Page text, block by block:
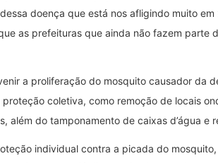
doença que está nos afligindo muito
as prefeituras que ainda não fazem parte
a proliferação do mosquito causador da
coletiva, como remoção de locais
além do tamponamento de caixas d’água e
individual contra a picada do